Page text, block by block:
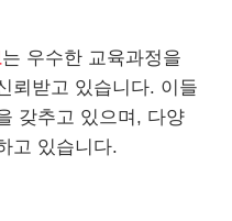
는 우수한 교육과정을
뢰받고 있습니다. 이들
갖추고 있으며, 다양
고 있습니다.